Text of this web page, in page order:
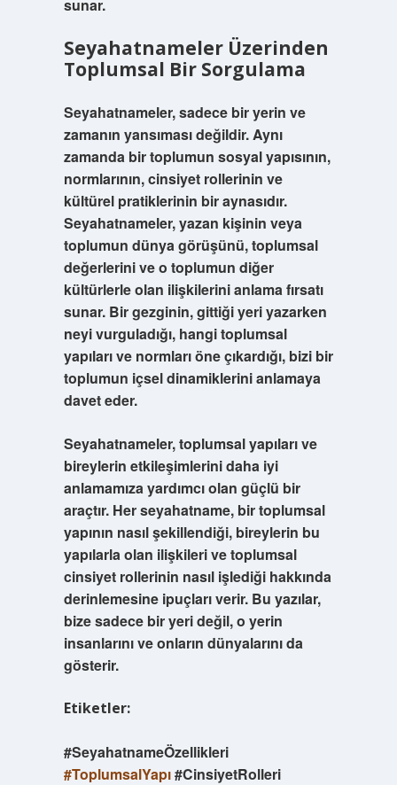
sunar.
Seyahatnameler Üzerinden
Toplumsal Bir Sorgulama
Seyahatnameler, sadece bir yerin ve
zamanın yansıması değildir. Aynı
zamanda bir toplumun sosyal yapısının,
normlarının, cinsiyet rollerinin ve
kültürel pratiklerinin bir aynasıdır.
Seyahatnameler, yazan kişinin veya
toplumun dünya görüşünü, toplumsal
değerlerini ve o toplumun diğer
kültürlerle olan ilişkilerini anlama fırsatı
sunar. Bir gezginin, gittiği yeri yazarken
neyi vurguladığı, hangi toplumsal
yapıları ve normları öne çıkardığı, bizi bir
toplumun içsel dinamiklerini anlamaya
davet eder.
Seyahatnameler, toplumsal yapıları ve
bireylerin etkileşimlerini daha iyi
anlamamıza yardımcı olan güçlü bir
araçtır. Her seyahatname, bir toplumsal
yapının nasıl şekillendiği, bireylerin bu
yapılarla olan ilişkileri ve toplumsal
cinsiyet rollerinin nasıl işlediği hakkında
derinlemesine ipuçları verir. Bu yazılar,
bize sadece bir yeri değil, o yerin
insanlarını ve onların dünyalarını da
gösterir.
Etiketler:
#SeyahatnameÖzellikleri
#ToplumsalYapı#CinsiyetRolleri